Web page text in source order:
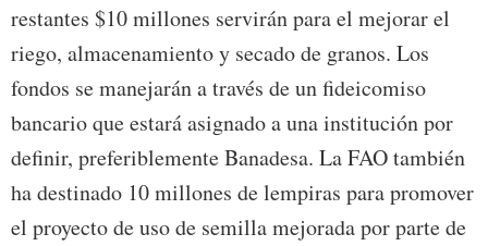
restantes $10 millones servirán para el mejorar el
riego, almacenamiento y secado de granos. Los
fondos se manejarán a través de un fideicomiso
bancario que estará asignado a una institución por
definir, preferiblemente Banadesa. La FAO también
ha destinado 10 millones de lempiras para promover
el proyecto de uso de semilla mejorada por parte de